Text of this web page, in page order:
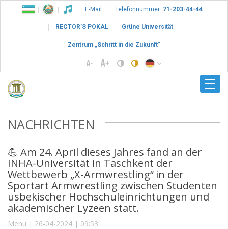
E-Mail Telefonnummer: 71-203-44-44
RECTOR’S POKAL Grüne Universität
Zentrum „Schritt in die Zukunft“
NACHRICHTEN
💪 Am 24. April dieses Jahres fand an der
INHA-Universität in Taschkent der
Wettbewerb „X-Armwrestling“ in der
Sportart Armwrestling zwischen Studenten
usbekischer Hochschuleinrichtungen und
akademischer Lyzeen statt.
Menu | 26-04-2024 | 09:53